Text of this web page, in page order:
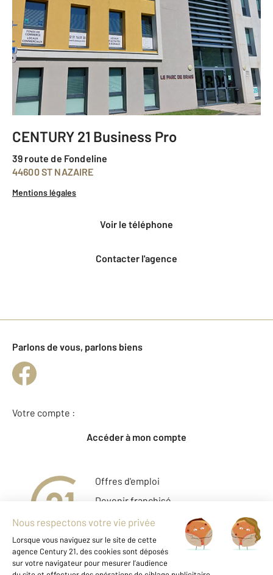
CENTURY 21 Business Pro
39 route de Fondeline
44600 ST NAZAIRE
Mentions légales
voir le téléphone
Contacter l'agence
Parlons de vous, parlons biens
Votre compte :
Accéder à mon compte
Offres d'emploi
Devenir franchisé
Entreprise et commerce
Fine Homes & Estates